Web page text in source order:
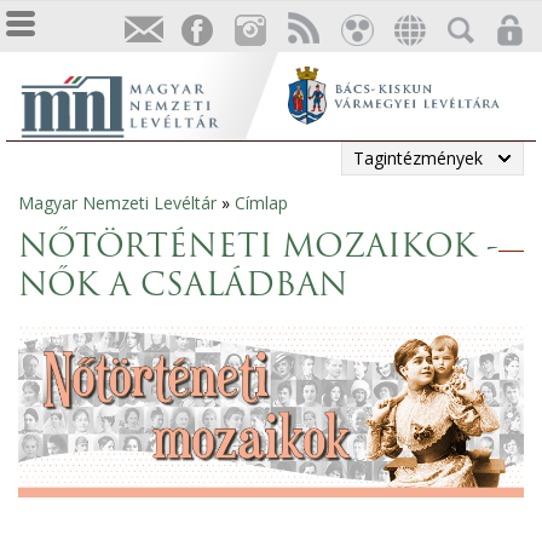
Tagintézmények
Jelenlegi
hely
Magyar Nemzeti Levéltár » Címlap
NŐTÖRTÉNETI MOZAIKOK -
NŐK A CSALÁDBAN